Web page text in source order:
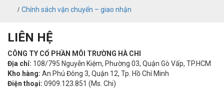
Chính sách vận chuyển – giao nhận
LIÊN HỆ
CÔNG TY CỔ PHẦN MÔI TRƯỜNG HÀ CHI
Địa chỉ: 108/795 Nguyễn Kiệm, Phường 03, Quận Gò Vấp, TP.HCM
Kho hàng: An Phú Đông 3, Quận 12, Tp. Hồ Chí Minh
Điện thoại: 0909.123.851 (Ms. Chi)